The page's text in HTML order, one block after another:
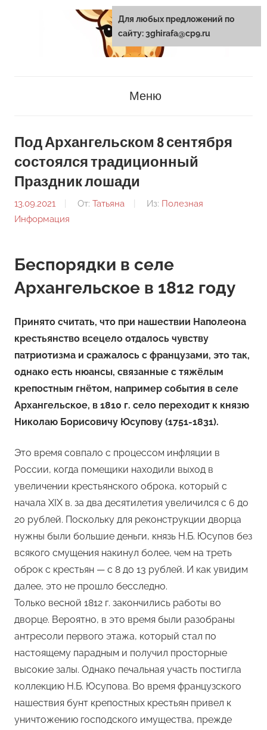
Меню
Под Архангельском 8 сентября
состоялся традиционный
Праздник лошади
13.09.2021 От: Татьяна Из: Полезная
Информация
Беспорядки в селе
Архангельское в 1812 году
Принято считать, что при нашествии Наполеона
крестьянство всецело отдалось чувству
патриотизма и сражалось с французами, это так,
однако есть нюансы, связанные с тяжёлым
крепостным гнётом, например события в селе
Архангельское, в 1810 г. село переходит к князю
Николаю Борисовичу Юсупову (1751-1831).
Это время совпало с процессом инфляции в
России, когда помещики находили выход в
увеличении крестьянского оброка, который с
начала XIX в. за два десятилетия увеличился с 6 до
20 рублей. Поскольку для реконструкции дворца
нужны были большие деньги, князь Н.Б. Юсупов без
всякого смущения накинул более, чем на треть
оброк с крестьян — с 8 до 13 рублей. И как увидим
далее, это не прошло бесследно.
Только весной 1812 г. закончились работы во
дворце. Вероятно, в это время были разобраны
антресоли первого этажа, который стал по
настоящему парадным и получил просторные
высокие залы. Однако печальная участь постигла
коллекцию Н.Б. Юсупова. Во время французского
нашествия бунт крепостных крестьян привел к
уничтожению господского имущества, прежде
Для любых предложений по
сайту: 3ghirafa@cp9.ru